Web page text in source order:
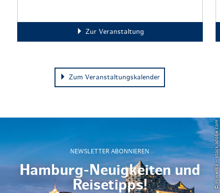
Zur Veranstaltung
Zum Veranstaltungskalender
NEWSLETTER ABONNIEREN
Hamburg-Neuigkeiten und
Reisetipps!
© Powell83 – stock.adobe.com